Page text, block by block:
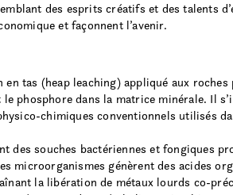
des esprits créatifs et des talents
et façonnent l’avenir.
tas (heap leaching) appliqué aux roches
phosphore dans la matrice minérale. Il
chimiques conventionnels utilisés
des souches bactériennes et fongiques
microorganismes génèrent des acides
la libération de métaux lourds co-